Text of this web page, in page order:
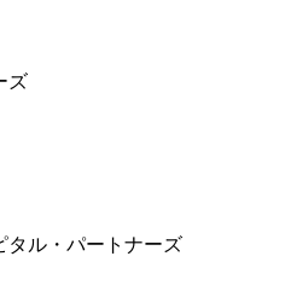
ズ
タル・パートナーズ